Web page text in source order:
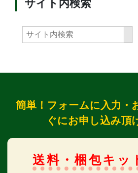
サイト内検索
簡単！フォームに入力・
ぐにお申し込み頂
送料・梱包キッ